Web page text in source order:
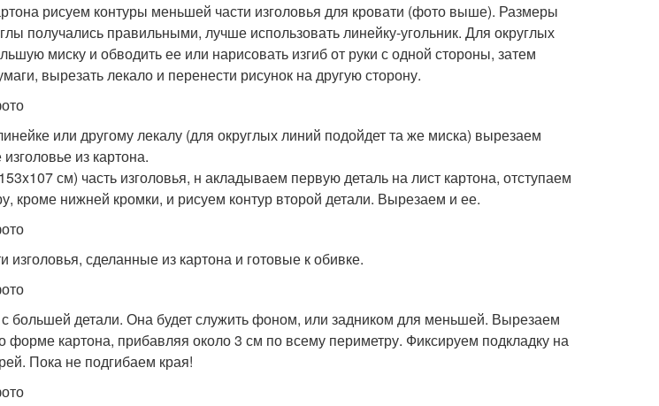
рисуем контуры меньшей части изголовья для кровати (фото выше). Размеры
получались правильными, лучше использовать линейку-угольник. Для округлых
миску и обводить ее или нарисовать изгиб от руки с одной стороны, затем
вырезать лекало и перенести рисунок на другую сторону.
или другому лекалу (для округлых линий подойдет та же миска) вырезаем
из картона.
см) часть изголовья, н акладываем первую деталь на лист картона, отступаем
кроме нижней кромки, и рисуем контур второй детали. Вырезаем и ее.
изголовья, сделанные из картона и готовые к обивке.
большей детали. Она будет служить фоном, или задником для меньшей. Вырезаем
форме картона, прибавляя около 3 см по всему периметру. Фиксируем подкладку на
Пока не подгибаем края!